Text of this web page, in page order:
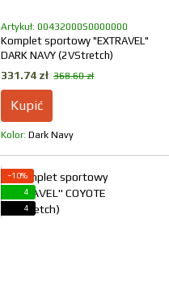
Artykuł: 00432000S0000000
Komplet sportowy "EXTRAVEL"
DARK NAVY (2VStretch)
331.74 zł 368.60 zł
Kupić
Kolor Dark Navy
−10%
4
4